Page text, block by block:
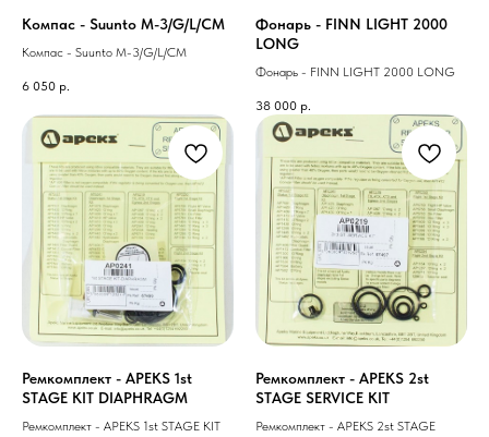
Компас - Suunto М-3/G/L/CM
Компас - Suunto М-3/G/L/CM
6 050 р.
Фонарь - FINN LIGHT 2000
LONG
Фонарь - FINN LIGHT 2000 LONG
38 000 р.
Ремкомплект - APEKS 1st
STAGE KIT DIAPHRAGM
Ремкомплект - APEKS 1st STAGE KIT
Ремкомплект - APEKS 2st
STAGE SERVICE KIT
Ремкомплект - APEKS 2st STAGE